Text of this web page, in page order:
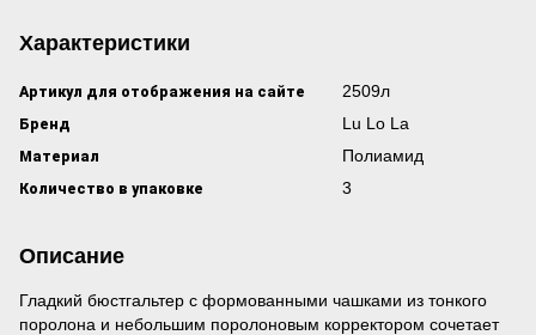
Характеристики
Артикул для отображения на сайте 2509л
Бренд Lu Lo La
Материал Полиамид
Количество в упаковке 3
Описание
Гладкий бюстгальтер с формованными чашками из тонкого
поролона и небольшим поролоновым корректором сочетает